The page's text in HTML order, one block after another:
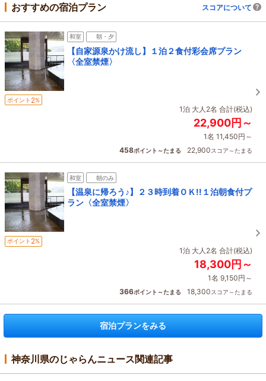
おすすめの宿泊プラン スコアについて
和室 朝・夕
【自家源泉かけ流し】１泊２食付彩会席プラン
〈全室禁煙〉
ポイント 2%
1泊 大人2名 合計(税込)
22,900円～
1名 11,450円～
458ポイント～たまる 22,900スコア～たまる
和室 朝のみ
【温泉に帰ろう♪】２３時到着ＯＫ!!１泊朝食付プ
ラン〈全室禁煙〉
ポイント 2%
1泊 大人2名 合計(税込)
18,300円～
1名 9,150円～
366ポイント～たまる 18,300スコア～たまる
宿泊プランをみる
神奈川県のじゃらんニュース関連記事